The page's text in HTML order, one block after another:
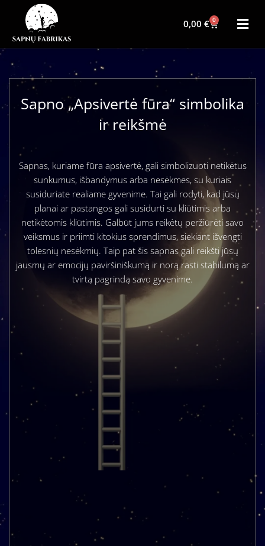
0,00 € 0
Sapno „Apsivertė fūra“ simbolika
ir reikšmė
Sapnas, kuriame fūra apsivertė, gali simbolizuoti netikėtus
sunkumus, išbandymus arba nesėkmes, su kuriais
susiduriate realiame gyvenime. Tai gali rodyti, kad jūsų
planai ar pastangos gali susidurti su kliūtimis arba
netikėtomis kliūtimis. Galbūt jums reikėtų peržiūrėti savo
veiksmus ir priimti kitokius sprendimus, siekiant išvengti
tolesnių nesėkmių. Taip pat šis sapnas gali reikšti jūsų
jausmų ar emocijų paviršiniškumą ir norą rasti stabilumą ar
tvirtą pagrindą savo gyvenime.